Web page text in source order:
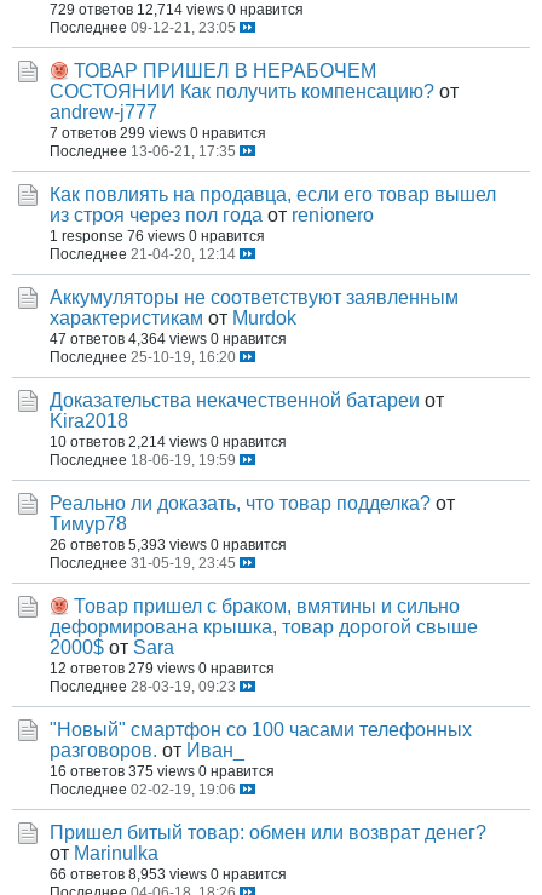
729 ответов 12,714 views 0 нравится
Последнее 09-12-21, 23:05
ТОВАР ПРИШЕЛ В НЕРАБОЧЕМ
СОСТОЯНИИ Как получить компенсацию? от
andrew-j777
7 ответов 299 views 0 нравится
Последнее 13-06-21, 17:35
Как повлиять на продавца, если его товар вышел
из строя через пол года от renionero
1 response 76 views 0 нравится
Последнее 21-04-20, 12:14
Аккумуляторы не соответствуют заявленным
характеристикам от Murdok
47 ответов 4,364 views 0 нравится
Последнее 25-10-19, 16:20
Доказательства некачественной батареи от
Kira2018
10 ответов 2,214 views 0 нравится
Последнее 18-06-19, 19:59
Реально ли доказать, что товар подделка? от
Тимур78
26 ответов 5,393 views 0 нравится
Последнее 31-05-19, 23:45
Товар пришел с браком, вмятины и сильно
деформирована крышка, товар дорогой свыше
2000$ от Sara
12 ответов 279 views 0 нравится
Последнее 28-03-19, 09:23
"Новый" смартфон со 100 часами телефонных
разговоров. от Иван_
16 ответов 375 views 0 нравится
Последнее 02-02-19, 19:06
Пришел битый товар: обмен или возврат денег?
от Marinulka
66 ответов 8,953 views 0 нравится